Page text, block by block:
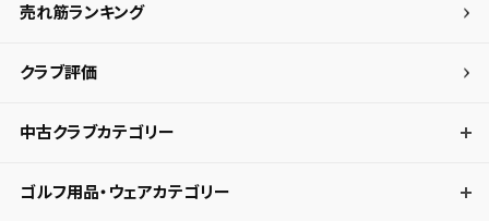
売れ筋ランキング
クラブ評価
中古クラブカテゴリー
ゴルフ用品・ウェアカテゴリー